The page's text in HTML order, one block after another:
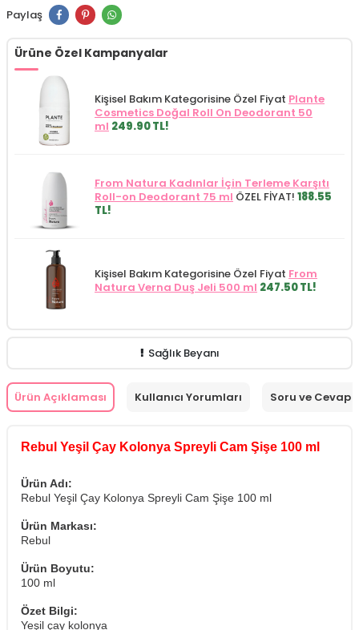
Paylaş
Ürüne Özel Kampanyalar
Kişisel Bakım Kategorisine Özel Fiyat Plante
Cosmetics Doğal Roll On Deodorant 50
ml 249.90 TL!
From Natura Kadınlar İçin Terleme Karşıtı
Roll-on Deodorant 75 ml ÖZEL FİYAT! 188.55
TL!
Kişisel Bakım Kategorisine Özel Fiyat From
Natura Verna Duş Jeli 500 ml 247.50 TL!
Sağlık Beyanı
Ürün Açıklaması Kullanıcı Yorumları Soru ve Cevap
Rebul Yeşil Çay Kolonya Spreyli Cam Şişe 100 ml
Ürün Adı:
Rebul Yeşil Çay Kolonya Spreyli Cam Şişe 100 ml
Ürün Markası:
Rebul
Ürün Boyutu:
100 ml
Özet Bilgi:
Yeşil çay kolonya